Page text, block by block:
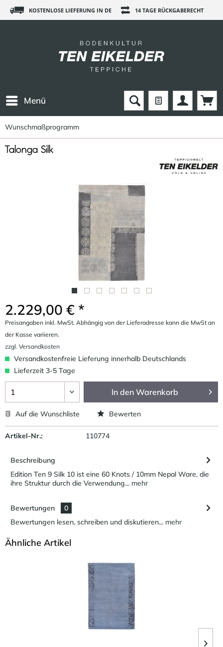
KOSTENLOSE LIEFERUNG IN DE 14 TAGE RÜCKGABERECHT
Menü
Wunschmaßprogramm
Talonga Silk
2.229,00 € *
Preisangaben inkl. MwSt. Abhängig von der Lieferadresse kann die MwSt an
der Kasse variieren.
zzgl. Versandkosten
Versandkostenfreie Lieferung innerhalb Deutschlands
Lieferzeit 3-5 Tage
In den Warenkorb
Auf die Wunschliste Bewerten
Artikel-Nr.: 110774
Beschreibung
Edition Ten 9 Silk 10 ist eine 60 Knots / 10mm Nepal Ware, die
ihre Struktur durch die Verwendung... mehr
Bewertungen
0
Bewertungen lesen, schreiben und diskutieren... mehr
Ähnliche Artikel